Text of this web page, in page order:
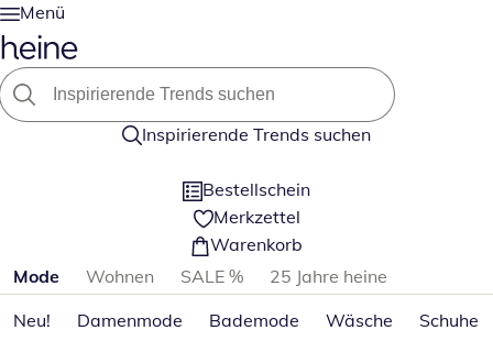
Menü
Inspirierende Trends suchen
Bestellschein
Merkzettel
Warenkorb
Produktkategorien überspringen
Mode Wohnen SALE %
25 Jahre heine
Neu!
Damenmode Bademode Wäsche Schuhe